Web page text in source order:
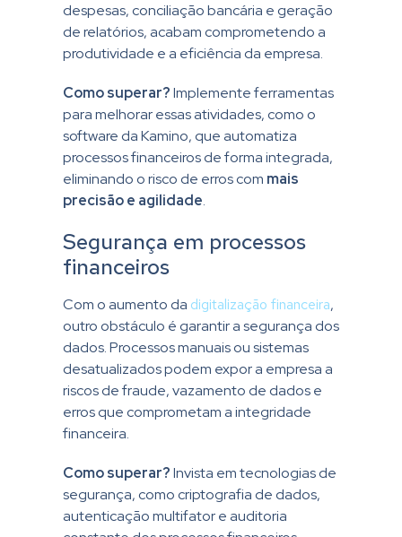
despesas, conciliação bancária e geração
de relatórios, acabam comprometendo a
produtividade e a eficiência da empresa.
Como superar?Implemente ferramentas
para melhorar essas atividades, como o
software da Kamino, que automatiza
processos financeiros de forma integrada,
eliminando o risco de erros com mais
precisão e agilidade.
Segurança em processos
financeiros
Com o aumento da digitalização financeira,
outro obstáculo é garantir a segurança dos
dados. Processos manuais ou sistemas
desatualizados podem expor a empresa a
riscos de fraude, vazamento de dados e
erros que comprometam a integridade
financeira.
Como superar?Invista em tecnologias de
segurança, como criptografia de dados,
autenticação multifator e auditoria